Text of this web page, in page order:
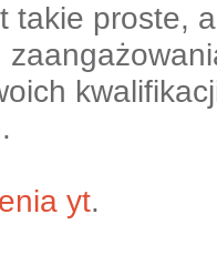
takie proste,
yt.